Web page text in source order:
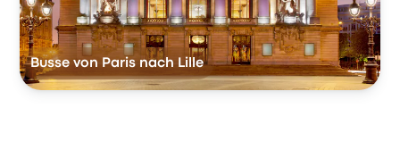
Busse von Paris nach Lille